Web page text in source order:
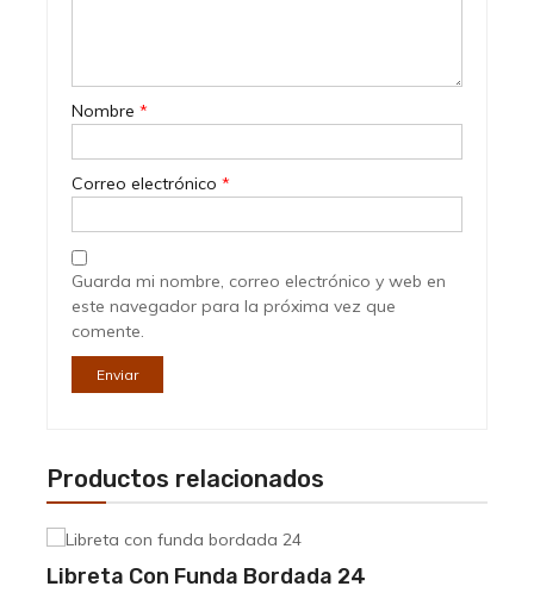
Nombre *
Correo electrónico *
Guarda mi nombre, correo electrónico y web en
este navegador para la próxima vez que
comente.
Productos relacionados
Libreta Con Funda Bordada 24